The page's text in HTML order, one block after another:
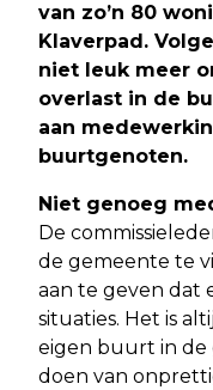
van zo’n 80
Klaverpad.
niet leuk meer
overlast in de
aan
buurtgenoten.
Niet genoeg
De
de gemeente te
aan te geven dat
situaties. Het is
eigen buurt in de
doen van